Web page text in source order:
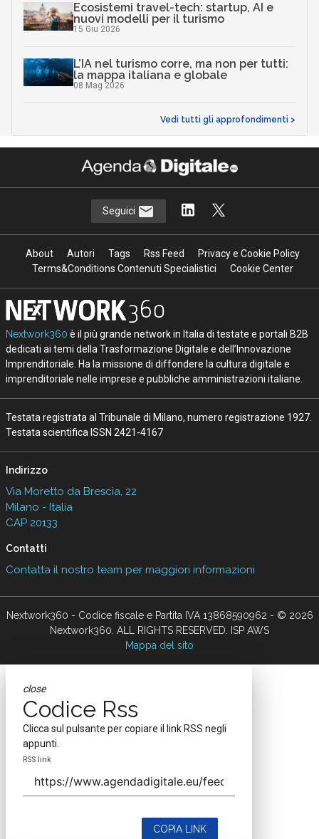
Ecosistemi travel-tech: startup, AI e
nuovi modelli per il turismo
15 Giu 2026
L’IA nel turismo corre, ma non per tutti:
la mappa italiana e globale
08 Mag 2026
Vedi tutti gli approfondimenti >
Seguici
About Autori Tags Rss Feed
Privacy e Cookie Policy
Terms&Conditions Contenuti Specialistici
Cookie Center
Nextwork360 è il più grande network in Italia di testate e portali B2B
dedicati ai temi della Trasformazione Digitale e dell’Innovazione
Imprenditoriale. Ha la missione di diffondere la cultura digitale e
imprenditoriale nelle imprese e pubbliche amministrazioni italiane.
Testata registrata al Tribunale di Milano, numero registrazione 1927.
Testata scientifica ISSN 2421-4167
Indirizzo
Via Moretto da Brescia, 22
Milano - Italia
CAP 20133
Contatti
Contatta il nostro team per maggiori informazioni
Nextwork360 - Codice fiscale e Partita IVA 13868590962 - © 2026
Nextwork360. ALL RIGHTS RESERVED. ISP AWS
Mappa del sito
close
Codice Rss
Clicca sul pulsante per copiare il link RSS negli
appunti.
RSS link
COPIA LINK